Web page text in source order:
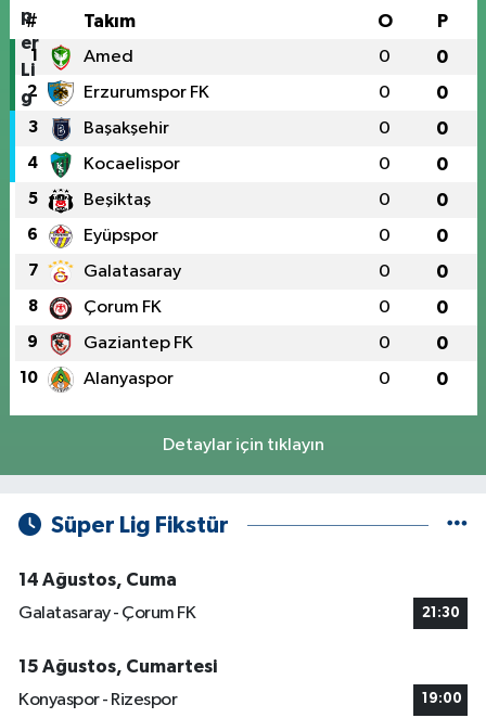
# Takım O P
1 Amed 0 0
2 Erzurumspor FK 0 0
3 Başakşehir 0 0
4 Kocaelispor 0 0
5 Beşiktaş 0 0
6 Eyüpspor 0 0
7 Galatasaray 0 0
8 Çorum FK 0 0
9 Gaziantep FK 0 0
10 Alanyaspor 0 0
Detaylar için tıklayın
Süper Lig Fikstür
14 Ağustos, Cuma
Galatasaray - Çorum FK
21:30
15 Ağustos, Cumartesi
Konyaspor - Rizespor
19:00